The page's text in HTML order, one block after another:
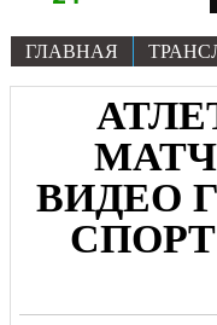
ГЛАВНАЯ
ВИДЕО